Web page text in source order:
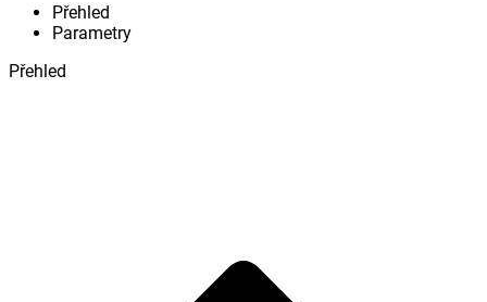
Přehled
Parametry
Přehled